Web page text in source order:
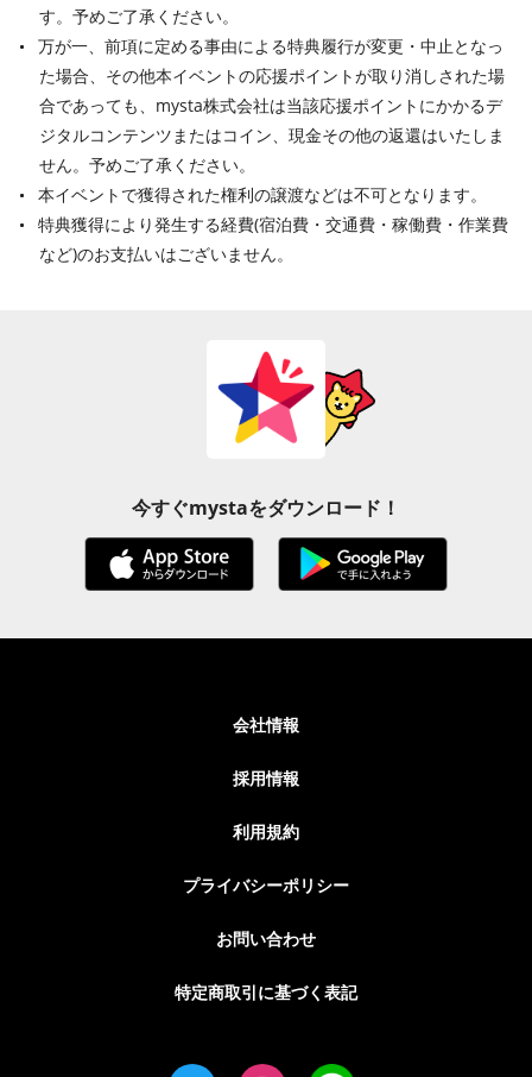
す。予めご了承ください。
万が一、前項に定める事由による特典履行が変更・中止となっ
た場合、その他本イベントの応援ポイントが取り消しされた場
合であっても、mysta株式会社は当該応援ポイントにかかるデ
ジタルコンテンツまたはコイン、現金その他の返還はいたしま
せん。予めご了承ください。
本イベントで獲得された権利の譲渡などは不可となります。
特典獲得により発生する経費(宿泊費・交通費・稼働費・作業費
など)のお支払いはございません。
今すぐmystaをダウンロード！
会社情報
採用情報
利用規約
プライバシーポリシー
お問い合わせ
特定商取引に基づく表記